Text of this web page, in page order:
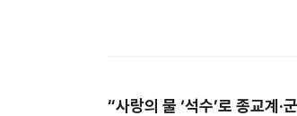
“사랑의 물 ‘석수’로 종교계·